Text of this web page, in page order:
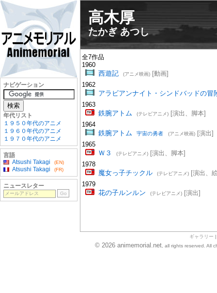
高木厚
たかぎ あつし
全7作品
1960
西遊記 (アニメ映画)[動画]
1962
アラビアンナイト・シンドバッドの冒
1963
鉄腕アトム (テレビアニメ)[演出、脚本]
1964
鉄腕アトム 宇宙の勇者 (アニメ映画)[演出]
1965
Ｗ３ (テレビアニメ)[演出、脚本]
1978
魔女っ子チックル (テレビアニメ)[演出、
1979
花の子ルンルン (テレビアニメ)[演出]
ギャラリー
ナビゲーション
年代リスト
１９５０年代のアニメ
１９６０年代のアニメ
１９７０年代のアニメ
言語
Atsushi Takagi
(EN)
Atsushi Takagi (FR)
ニュースレター
© 2026 animemorial.net, all rights reserved. All